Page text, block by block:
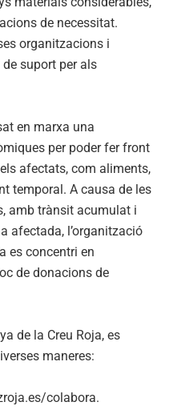
de necessitat.
organitzacions i
suport per als
en marxa una
per poder fer front
afectats, com aliments,
temporal. A causa de les
amb trànsit acumulat i
afectada, l’organització
es concentri en
de donacions de
de la Creu Roja, es
maneres:
colabora.